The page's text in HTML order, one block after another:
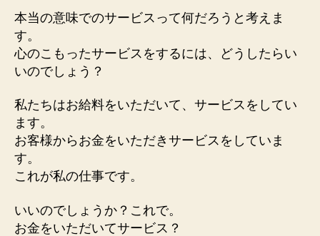
も
っ
ス
へ
本当の意味でのサービスって何だろうと考えま
す。
心のこもったサービスをするには、どうしたらい
いのでしょう？
私たちはお給料をいただいて、サービスをしてい
ます。
お客様からお金をいただきサービスをしていま
す。
これが私の仕事です。
いいのでしょうか？これで。
お金をいただいてサービス？